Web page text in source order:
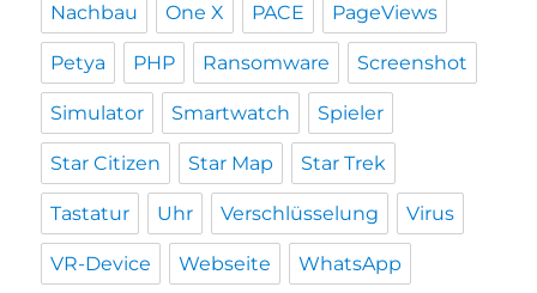
Nachbau One X PACE PageViews
Petya PHP Ransomware Screenshot
Simulator Smartwatch Spieler
Star Citizen Star Map Star Trek
Tastatur Uhr Verschlüsselung Virus
VR-Device Webseite WhatsApp